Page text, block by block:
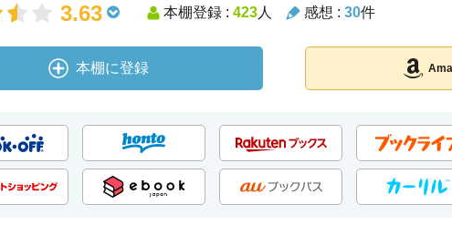
3.63 本棚登録 : 423人 感想 : 30件
本棚に登録